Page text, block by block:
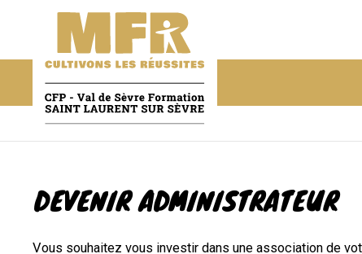
DEVENIR ADMINISTRATEUR
Vous souhaitez vous investir dans une association de